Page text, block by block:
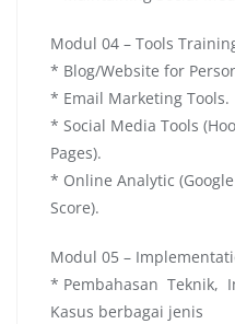
Modul 04 – Tools
* Blog/Website for
* Email Marketing Tools.
* Social Media Tools
Pages).
* Online Analytic
Score).
Modul 05 –
* Pembahasan Teknik,
Kasus berbagai jenis